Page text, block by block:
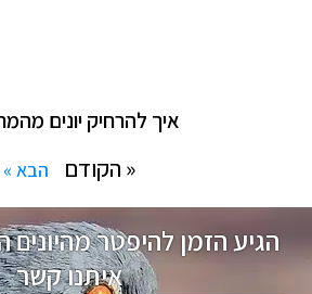
איך להרחיק יונים
« הקודם הבא »
הגיע הזמן להיפטר מהיונים
איתנו קשר